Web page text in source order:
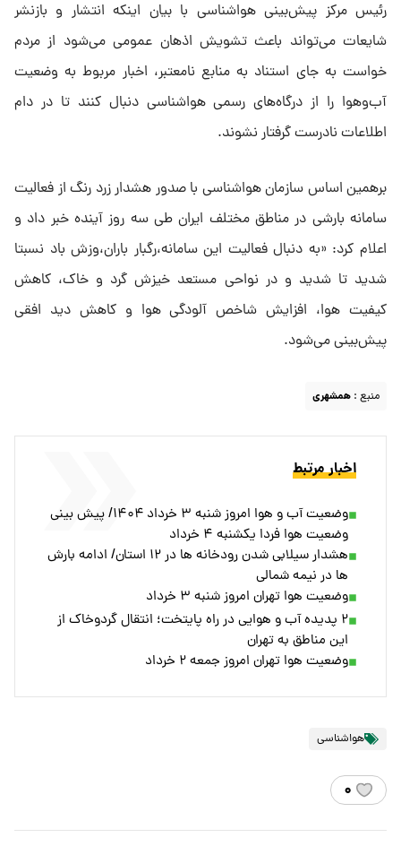
رئیس مرکز پیش‌بینی هواشناسی با بیان اینکه انتشار و بازنشر
شایعات می‌تواند باعث تشویش اذهان عمومی می‌شود از مردم
خواست به جای استناد به منابع نامعتبر، اخبار مربوط به وضعیت
آب‌وهوا را از درگاه‌های رسمی هواشناسی دنبال کنند تا در دام
اطلاعات نادرست گرفتار نشوند.
برهمین اساس سازمان هواشناسی با صدور هشدار زرد رنگ از فعالیت
سامانه بارشی در مناطق مختلف ایران طی سه روز آینده خبر داد و
اعلام کرد: «به دنبال فعالیت این سامانه،رگبار باران،وزش باد نسبتا
شدید تا شدید و در نواحی مستعد خیزش گرد و خاک، کاهش
کیفیت هوا، افزایش شاخص آلودگی هوا و کاهش دید افقی
پیش‌بینی می‌شود.
منبع : همشهری
اخبار مرتبط
وضعیت آب و هوا امروز شنبه ۳ خرداد ۱۴۰۴/ پیش بینی
وضعیت هوا فردا یکشنبه ۴ خرداد
هشدار سیلابی شدن رودخانه ها در ۱۲ استان/ ادامه بارش
ها در نیمه شمالی
وضعیت هوا تهران امروز شنبه ۳ خرداد
۲ پدیده آب و هوایی در راه پایتخت؛ انتقال گردوخاک از
این مناطق به تهران
وضعیت هوا تهران امروز جمعه ۲ خرداد
هواشناسی
۰